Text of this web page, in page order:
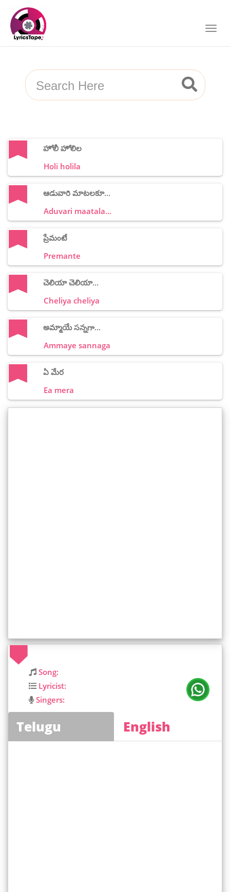
హోలీ హోలిల
Holi holila
ఆడువారి మాటలకూ...
Aduvari maatala...
ప్రేమంటే
Premante
చెలియా చెలియా...
Cheliya cheliya
అమ్మాయే సన్నగా...
Ammaye sannaga
ఏ మేర
Ea mera
Song:
Lyricist:
Singers:
Telugu English